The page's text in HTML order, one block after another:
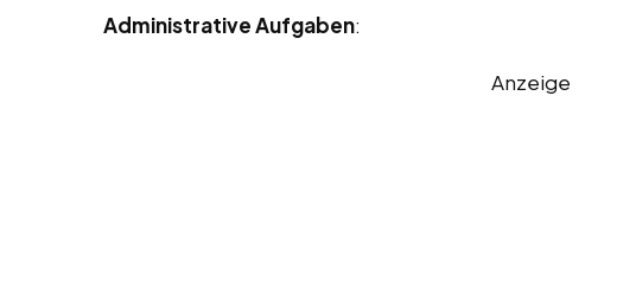
Administrative Aufgaben:
Anzeige